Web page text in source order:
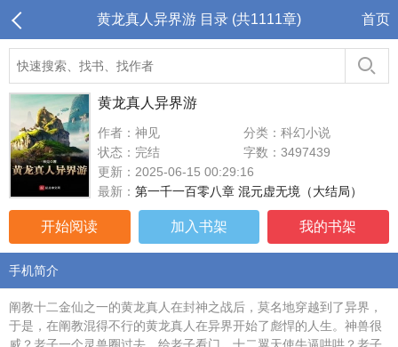
黄龙真人异界游 目录 (共1111章) 首页
黄龙真人异界游
作者：神见
分类：科幻小说
状态：完结
字数：3497439
更新：2025-06-15 00:29:16
最新： 第一千一百零八章 混元虚无境（大结局）
开始阅读 加入书架 我的书架
手机简介
阐教十二金仙之一的黄龙真人在封神之战后，莫名地穿越到了异界，
于是，在阐教混得不行的黄龙真人在异界开始了彪悍的人生。神兽很